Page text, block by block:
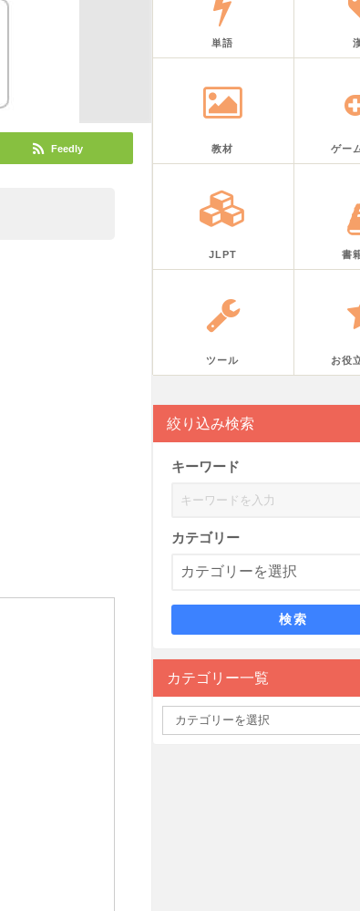
Feedly
単語
教材 ゲー
JLPT 書
ツール お役
絞り込み検索
キーワード
カテゴリー
検索
カテゴリー一覧